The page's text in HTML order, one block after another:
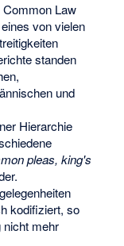
Law
von vielen
standen
und
Hierarchie
pleas, king's
kodifiziert, so
nicht mehr